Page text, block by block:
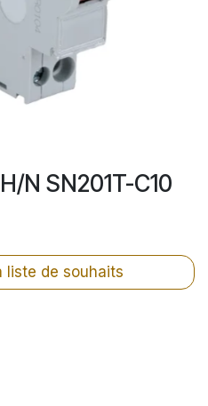
N SN201T-C10
liste de souhaits